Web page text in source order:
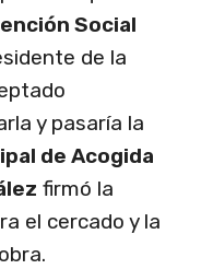
Social
de la
y pasaría la
de Acogida
firmó la
el cercado y la